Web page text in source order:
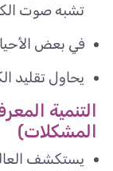
تشبه صوت
في بعض
يحاول تقليد
التنمية
المشكلات)
يستكشف